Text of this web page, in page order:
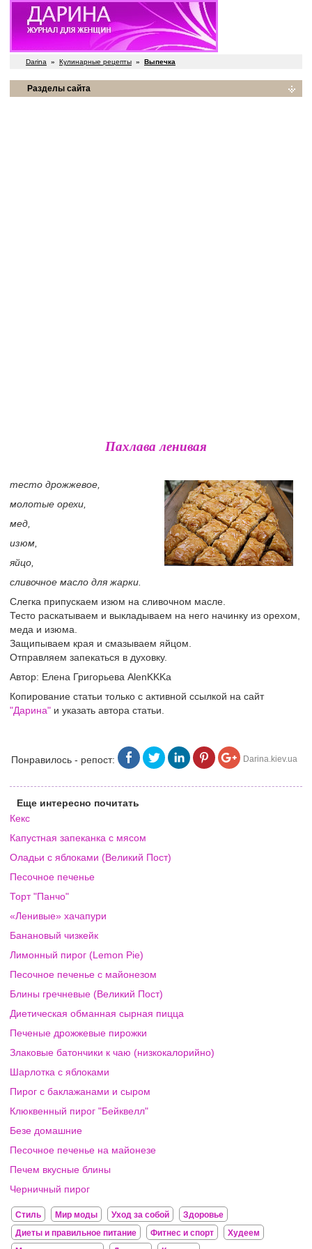
Darina » Кулинарные рецепты » Выпечка
Разделы сайта
Пахлава ленивая
тесто дрожжевое,
молотые орехи,
мед,
изюм,
яйцо,
сливочное масло для жарки.
Слегка припускаем изюм на сливочном масле.
Тесто раскатываем и выкладываем на него начинку из орехом,
меда и изюма.
Защипываем края и смазываем яйцом.
Отправляем запекаться в духовку.
Автор: Елена Григорьева AlenKKKa
Копирование статьи только с активной ссылкой на сайт
"Дарина" и указать автора статьи.
Понравилось - репост: Darina.kiev.ua
Еще интересно почитать
Кекс
Капустная запеканка с мясом
Оладьи с яблоками (Великий Пост)
Песочное печенье
Торт "Панчо"
«Ленивые» хачапури
Банановый чизкейк
Лимонный пирог (Lemon Pie)
Песочное печенье с майонезом
Блины гречневые (Великий Пост)
Диетическая обманная сырная пицца
Печеные дрожжевые пирожки
Злаковые батончики к чаю (низкокалорийно)
Шарлотка с яблоками
Пирог с баклажанами и сыром
Клюквенный пирог "Бейквелл"
Безе домашние
Песочное печенье на майонезе
Печем вкусные блины
Черничный пирог
Стиль Мир моды Уход за собой
Здоровье
Диеты и правильное питание
Фитнес и спорт
Худеем